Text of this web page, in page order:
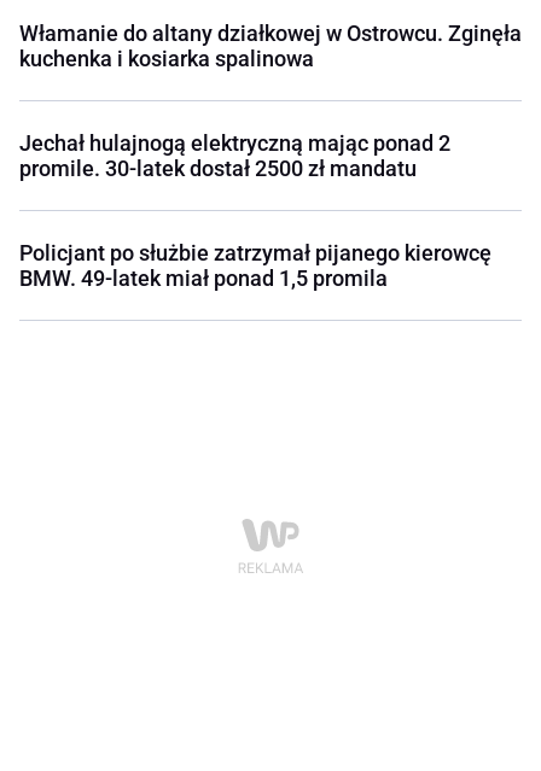
Włamanie do altany działkowej w Ostrowcu. Zginęła
kuchenka i kosiarka spalinowa
Jechał hulajnogą elektryczną mając ponad 2
promile. 30-latek dostał 2500 zł mandatu
Policjant po służbie zatrzymał pijanego kierowcę
BMW. 49-latek miał ponad 1,5 promila